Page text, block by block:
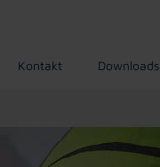
Kontakt Downloads